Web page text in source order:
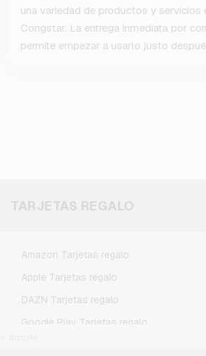
una variedad de productos y servicios
Congstar. La entrega inmediata por
permite empezar a usarlo justo
TARJETAS REGALO
Amazon Tarjetas regalo
Apple Tarjetas regalo
DAZN Tarjetas regalo
Google Play Tarjetas regalo